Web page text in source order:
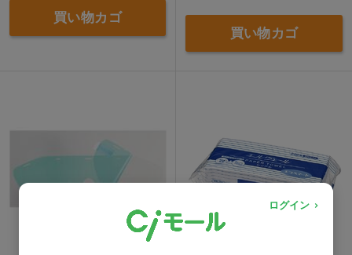
買い物カゴ
買い物カゴ
ログイン